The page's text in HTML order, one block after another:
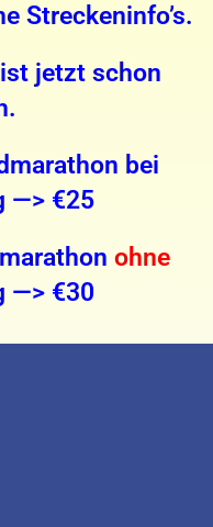
Streckeninfo’s.
ist jetzt schon
bei
—> €25
ohne
—> €30